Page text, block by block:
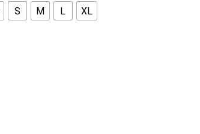
S M L
XL